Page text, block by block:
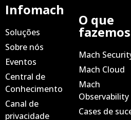
Infomach
Soluções
Sobre nós
Eventos
Central de
Conhecimento
Canal de
privacidade
O que
fazemos
Mach
Mach Cloud
Mach
Observability
Cases de